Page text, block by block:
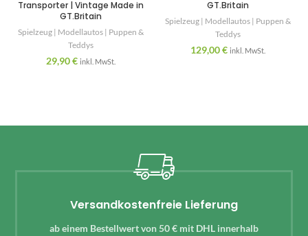
Transporter | Vintage Made in
GT.Britain
Spielzeug | Modellautos | Puppen &
Teddys
29,90€ inkl. MwSt.
GT.Britain
Spielzeug | Modellautos | Puppen &
Teddys
129,00€ inkl. MwSt.
Versandkostenfreie Lieferung
ab einem Bestellwert von 50 € mit DHL innerhalb